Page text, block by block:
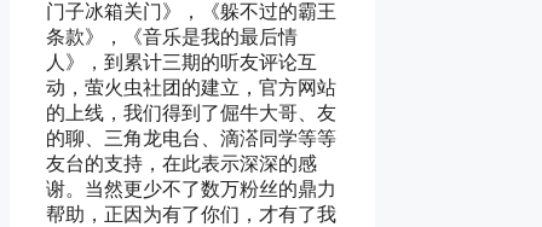
门子冰箱关门》，《躲不过的霸王
条款》，《音乐是我的最后情
人》，到累计三期的听友评论互
动，萤火虫社团的建立，官方网站
的上线，我们得到了倔牛大哥、友
的聊、三角龙电台、滴溚同学等等
友台的支持，在此表示深深的感
谢。当然更少不了数万粉丝的鼎力
帮助，正因为有了你们，才有了我